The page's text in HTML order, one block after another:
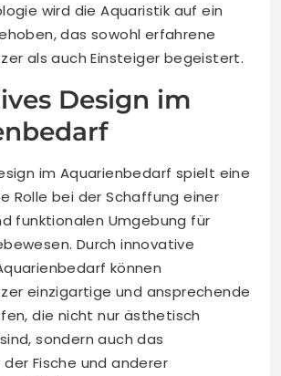
wird die Aquaristik auf ein
das sowohl erfahrene
als auch Einsteiger begeistert.
Design im
im Aquarienbedarf spielt eine
Rolle bei der Schaffung einer
funktionalen Umgebung für
Durch innovative
können
einzigartige und ansprechende
die nicht nur ästhetisch
sondern auch das
Fische und anderer